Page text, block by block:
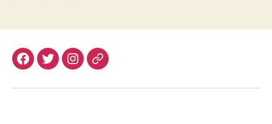
Facebook
TwitterInstagram
Email